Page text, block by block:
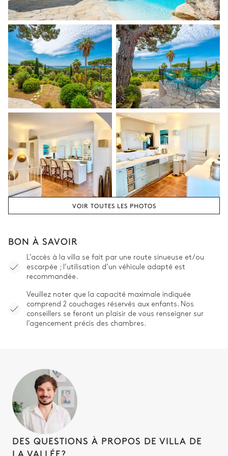
VOIR TOUTES LES PHOTOS
BON À SAVOIR
L’accès à la villa se fait par une route sinueuse et/ou
escarpée ; l’utilisation d’un véhicule adapté est
recommandée.
Veuillez noter que la capacité maximale indiquée
comprend 2 couchages réservés aux enfants. Nos
conseillers se feront un plaisir de vous renseigner sur
l’agencement précis des chambres.
DES QUESTIONS À PROPOS DE VILLA DE
LA VALLÉE?